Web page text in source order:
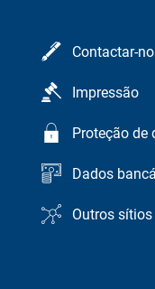
Contactar-
Impressão
Proteção de
Dados
Outros sítios